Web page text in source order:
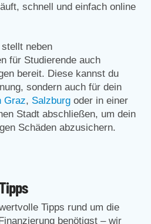
schnell und einfach online
neben
für Studierende auch
bereit. Diese kannst du
sondern auch für dein
Graz, Salzburg oder in einer
Stadt abschließen, um dein
Schäden abzusichern.
Tipps rund um die
benötigst – wir